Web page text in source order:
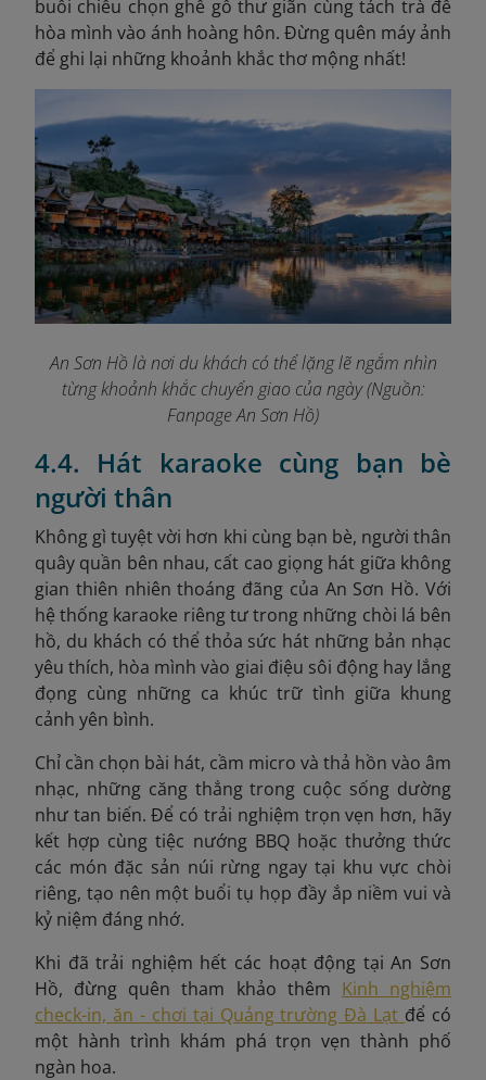
buổi chiều chọn ghế gỗ thư giãn cùng tách trà để
hòa mình vào ánh hoàng hôn. Đừng quên máy ảnh
để ghi lại những khoảnh khắc thơ mộng nhất!
An Sơn Hồ là nơi du khách có thể lặng lẽ ngắm nhìn
từng khoảnh khắc chuyển giao của ngày (Nguồn:
Fanpage An Sơn Hồ)
4.4. Hát karaoke cùng bạn bè
người thân
Không gì tuyệt vời hơn khi cùng bạn bè, người thân
quây quần bên nhau, cất cao giọng hát giữa không
gian thiên nhiên thoáng đãng của An Sơn Hồ. Với
hệ thống karaoke riêng tư trong những chòi lá bên
hồ, du khách có thể thỏa sức hát những bản nhạc
yêu thích, hòa mình vào giai điệu sôi động hay lắng
đọng cùng những ca khúc trữ tình giữa khung
cảnh yên bình.
Chỉ cần chọn bài hát, cầm micro và thả hồn vào âm
nhạc, những căng thẳng trong cuộc sống dường
như tan biến. Để có trải nghiệm trọn vẹn hơn, hãy
kết hợp cùng tiệc nướng BBQ hoặc thưởng thức
các món đặc sản núi rừng ngay tại khu vực chòi
riêng, tạo nên một buổi tụ họp đầy ắp niềm vui và
kỷ niệm đáng nhớ.
Khi đã trải nghiệm hết các hoạt động tại An Sơn
Hồ, đừng quên tham khảo thêm Kinh nghiệm
check-in, ăn - chơi tại Quảng trường Đà Lạt để có
một hành trình khám phá trọn vẹn thành phố
ngàn hoa.